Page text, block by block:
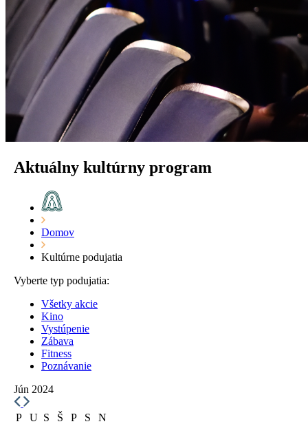
Aktuálny kultúrny program
Domov
Kultúrne podujatia
Vyberte typ podujatia:
Všetky akcie
Kino
Vystúpenie
Zábava
Fitness
Poznávanie
Jún 2024
P U S Š P S
N